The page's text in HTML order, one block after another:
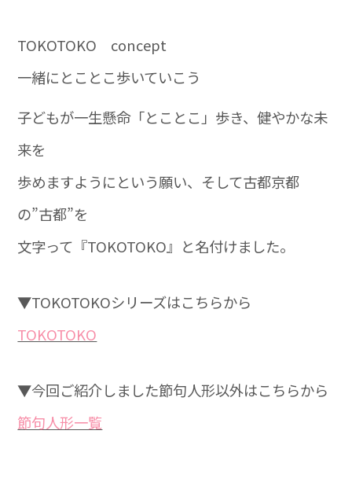
TOKOTOKO concept
一緒にとことこ歩いていこう
子どもが一生懸命「とことこ」歩き、健やかな未
来を
歩めますようにという願い、そして古都京都
の”古都”を
文字って『TOKOTOKO』と名付けました。
▼TOKOTOKOシリーズはこちらから
TOKOTOKO
▼今回ご紹介しました節句人形以外はこちらから
節句人形一覧